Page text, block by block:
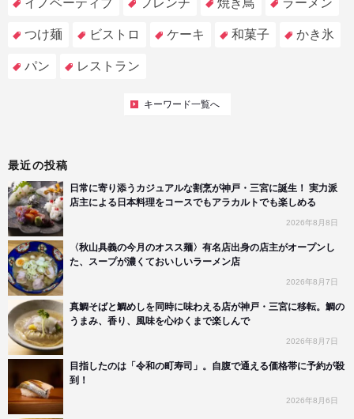
イノベーティブ フレンチ 焼き鳥 ラーメン
つけ麺 ビストロ ケーキ 和菓子 かき氷
パン レストラン
キーワード一覧へ
最近の投稿
日常に寄り添うカジュアルな割烹が神戸・三宮に誕生！ 実力派
店主による日本料理をコースでもアラカルトでも楽しめる
2026年8月8日
〈秋山具義の今月のオスス麺〉有名店出身の店主がオープンし
た、スープが濃くておいしいラーメン店
2026年8月7日
真鯛そばと鯛めしを同時に味わえる店が神戸・三宮に移転。鯛の
うまみ、香り、風味を心ゆくまで楽しんで
2026年8月7日
目指したのは「令和の町寿司」。自腹で通える価格帯に予約が殺
到！
2026年8月6日